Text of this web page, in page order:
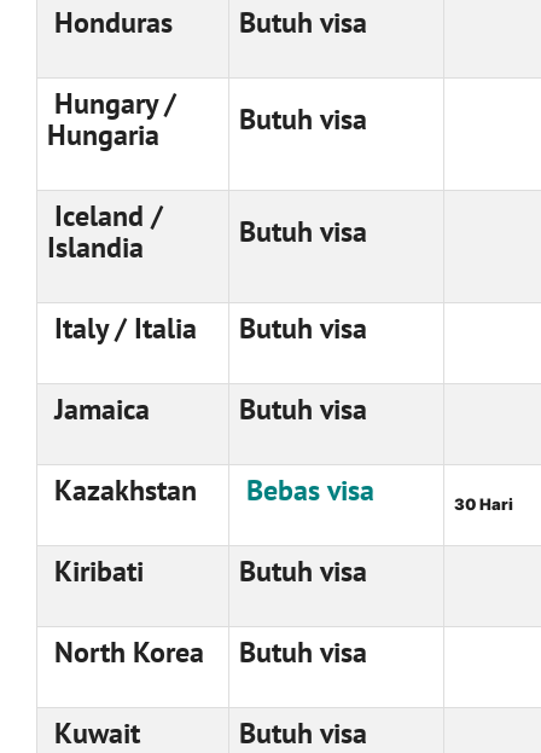
Honduras Butuh visa
Hungary /
Hungaria
Butuh visa
Iceland /
Islandia
Butuh visa
Italy / Italia Butuh visa
Jamaica Butuh visa
Kazakhstan Bebas visa 30 Hari
Kiribati Butuh visa
North Korea Butuh visa
Kuwait Butuh visa